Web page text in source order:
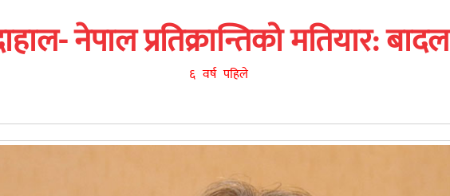
नेपाल प्रतिक्रान्तिको मतियार: बादल
६ वर्ष पहिले